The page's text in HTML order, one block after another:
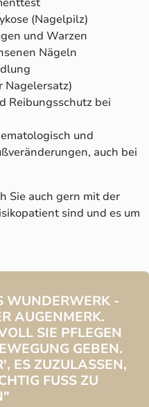
(Nagelpilz)
und Warzen
Nägeln
Nagelersatz)
Reibungsschutz bei
und
auch bei
Sie auch gern mit der
sind und es um
WUNDERWERK -
AUGENMERK.
SIE PFLEGEN
GEBEN.
ES ZUZULASSEN,
FUSS ZU F